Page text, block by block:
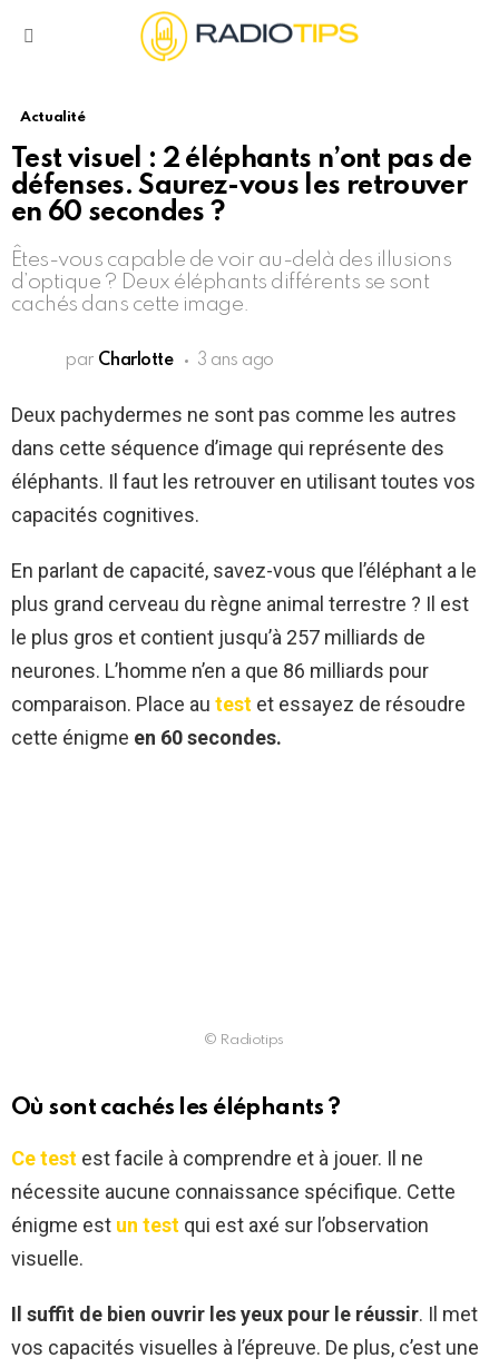
Actualité
Test visuel : 2 éléphants n’ont pas de
défenses. Saurez-vous les retrouver
en 60 secondes ?
Êtes-vous capable de voir au-delà des illusions
d’optique ? Deux éléphants différents se sont
cachés dans cette image.
par Charlotte 3 ans ago
Deux pachydermes ne sont pas comme les autres
dans cette séquence d’image qui représente des
éléphants. Il faut les retrouver en utilisant toutes vos
capacités cognitives.
En parlant de capacité, savez-vous que l’éléphant a le
plus grand cerveau du règne animal terrestre ? Il est
le plus gros et contient jusqu’à 257 milliards de
neurones. L’homme n’en a que 86 milliards pour
comparaison. Place au test et essayez de résoudre
cette énigme en 60 secondes.
© Radiotips
Où sont cachés les éléphants ?
Ce test est facile à comprendre et à jouer. Il ne
nécessite aucune connaissance spécifique. Cette
énigme est un test qui est axé sur l’observation
visuelle.
Il suffit de bien ouvrir les yeux pour le réussir. Il met
vos capacités visuelles à l’épreuve. De plus, c’est une